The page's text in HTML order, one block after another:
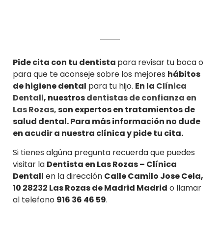
Pide cita con tu dentista para revisar tu boca o
para que te aconseje sobre los mejores hábitos
de higiene dental para tu hijo. En la Clínica
Dentall, nuestrosdentistas de confianza en
Las Rozas,son expertos en tratamientos de
salud dental. Para más información no dude
en acudir a nuestra clínica y pide tu cita.
Si tienes algúna pregunta recuerda que puedes
visitar la Dentista en Las Rozas – Clínica
Dentall en la dirección Calle Camilo Jose Cela,
10 28232 Las Rozas de Madrid Madrid o llamar
al telefono 916 36 46 59.